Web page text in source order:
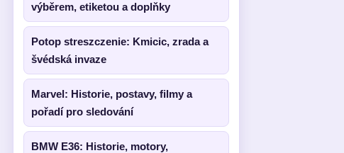
výběrem, etiketou a doplňky
Potop streszczenie: Kmicic, zrada a
švédská invaze
Marvel: Historie, postavy, filmy a
pořadí pro sledování
BMW E36: Historie, motory,